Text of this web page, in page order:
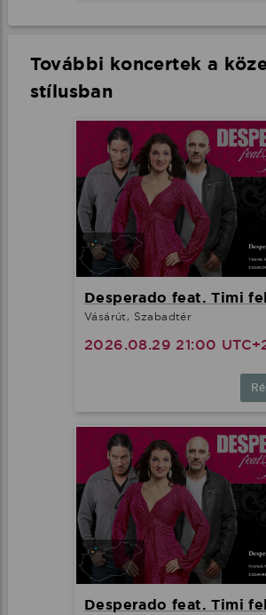
További koncertek a
stílusban
Desperado feat. Timi
Vásárút, Szabadtér
2026.08.29 21:00
Desperado feat. Timi